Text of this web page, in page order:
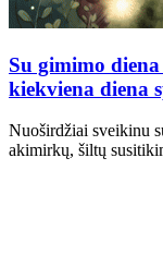
Su gimimo
kiekviena diena
Nuoširdžiai sveikinu
akimirkų, šiltų